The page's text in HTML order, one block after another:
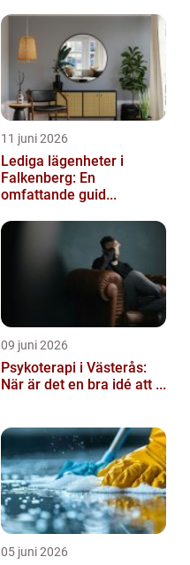
11 juni 2026
Lediga lägenheter i
Falkenberg: En
omfattande guid...
09 juni 2026
Psykoterapi i Västerås:
När är det en bra idé att ...
05 juni 2026